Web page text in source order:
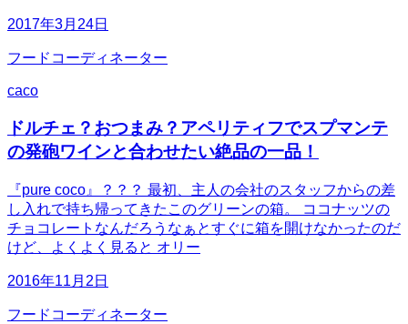
2017年3月24日
フードコーディネーター
caco
ドルチェ？おつまみ？アペリティフでスプマンテ
の発砲ワインと合わせたい絶品の一品！
『pure coco』？？？ 最初、主人の会社のスタッフからの差
し入れで持ち帰ってきたこのグリーンの箱。 ココナッツの
チョコレートなんだろうなぁとすぐに箱を開けなかったのだ
けど、よくよく見ると オリー
2016年11月2日
フードコーディネーター